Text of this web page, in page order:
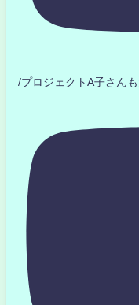
/プロジェクトA子さん